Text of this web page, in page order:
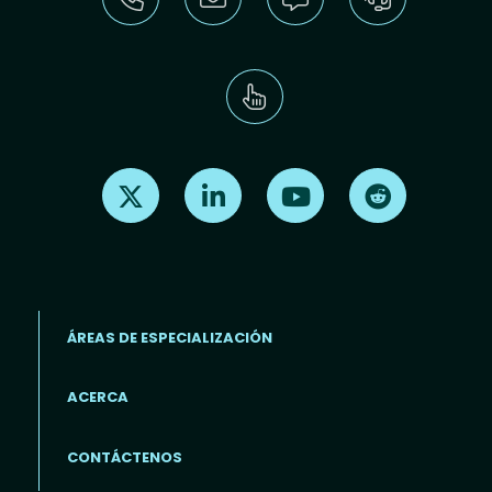
Find us on X Find us on LinkedInFind us on Youtube
ÁREAS DE ESPECIALIZACIÓN
ACERCA
CONTÁCTENOS